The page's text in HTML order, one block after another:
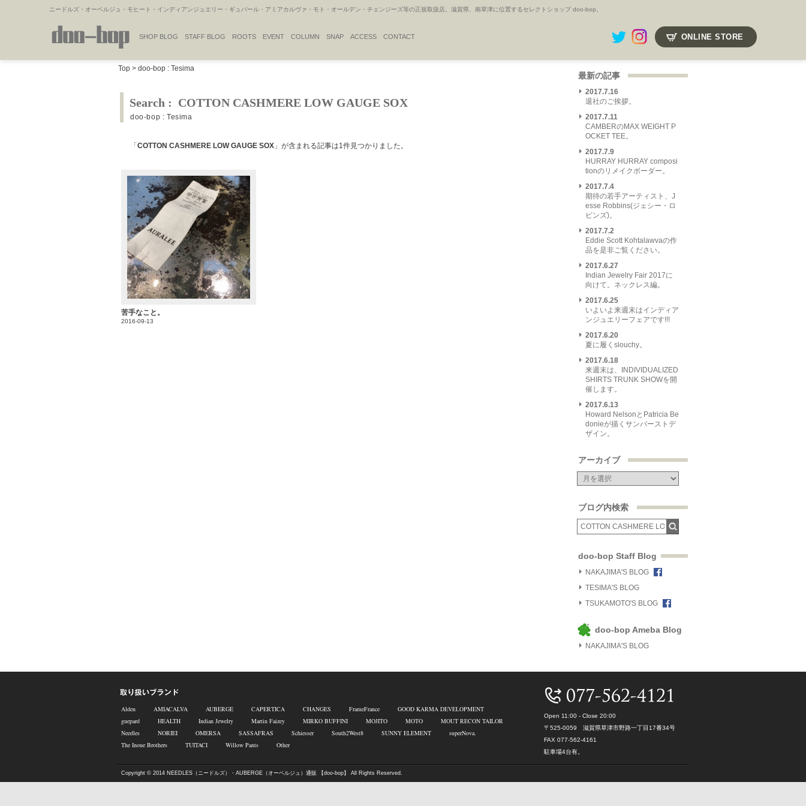
ニードルズ・オーベルジュ・モヒート・インディアンジュエリー・ギュパール・アミアカルヴァ・モト・オールデン・チェンジーズ等の正規取扱店。滋賀県、南草津に位置するセレクトショップ doo-bop。
SHOP BLOG STAFF BLOG ROOTS EVENT COLUMN SNAP ACCESS CONTACT ONLINE STORE
Top > doo-bop : Tesima
Search : COTTON CASHMERE LOW GAUGE SOX
doo-bop : Tesima
「 COTTON CASHMERE LOW GAUGE SOX 」が含まれる記事は1件見つかりました。
苦手なこと。
2016-09-13
最新の記事
2017.7.16
退社のご挨拶。
2017.7.11
CAMBERのMAX WEIGHT P
OCKET TEE。
2017.7.9
HURRAY HURRAY composi
tionのリメイクボーダー。
2017.7.4
期待の若手アーティスト、J
esse Robbins(ジェシー・ロ
ビンズ)。
2017.7.2
Eddie Scott Kohtalawvaの作
品を是非ご覧ください。
2017.6.27
Indian Jewelry Fair 2017に
向けて。ネックレス編。
2017.6.25
いよいよ来週末はインディア
ンジュエリーフェアです!!!
2017.6.20
夏に履くslouchy。
2017.6.18
来週末は、INDIVIDUALIZED
SHIRTS TRUNK SHOWを開
催します。
2017.6.13
Howard NelsonとPatricia Be
donieが描くサンバーストデ
ザイン。
アーカイブ
ブログ内検索
doo-bop Staff Blog
NAKAJIMA'S BLOG
TESIMA'S BLOG
TSUKAMOTO'S BLOG
doo-bop Ameba Blog
NAKAJIMA'S BLOG
Open 11:00 - Close 20:00
〒525-0059 滋賀県草津市野路一丁目17番34号
FAX 077-562-4161
駐車場4台有。
Alden AMIACALVA AUBERGE CAPERTICA CHANGES FrameFrance
GOOD KARMA DEVELOPMENT
guepard
HEALTH Indian Jewelry Martin Faizey MIRKO BUFFINI MOJITO MOTO
MOUT RECON TAILOR
Needles
NORIEI OMERSA SASSAFRAS Schiesser South2West8 SUNNY ELEMENT
superNova.
The Inoue Brothers
TUITACI Willow Pants Other
Copyright © 2014 NEEDLES（ニードルズ）・AUBERGE（オーベルジュ）通販 【doo-bop】 All Rights Reserved.